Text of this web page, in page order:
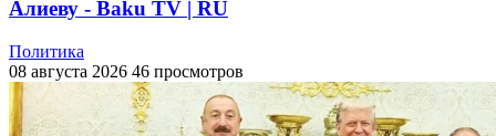
Алиеву - Baku TV | RU
Политика
08 августа 2026 46 просмотров